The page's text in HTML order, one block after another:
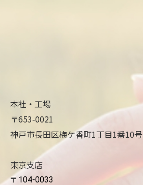
本社・工場
〒653-0021
神戸市長田区梅ケ香町1丁目1番10号
東京支店
〒104-0033